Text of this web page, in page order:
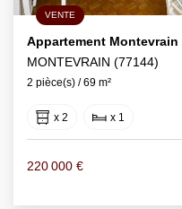
VENTE
Appartement Montevrain
MONTEVRAIN (77144)
2 pièce(s) / 69 m²
x 2 x 1
220 000 €